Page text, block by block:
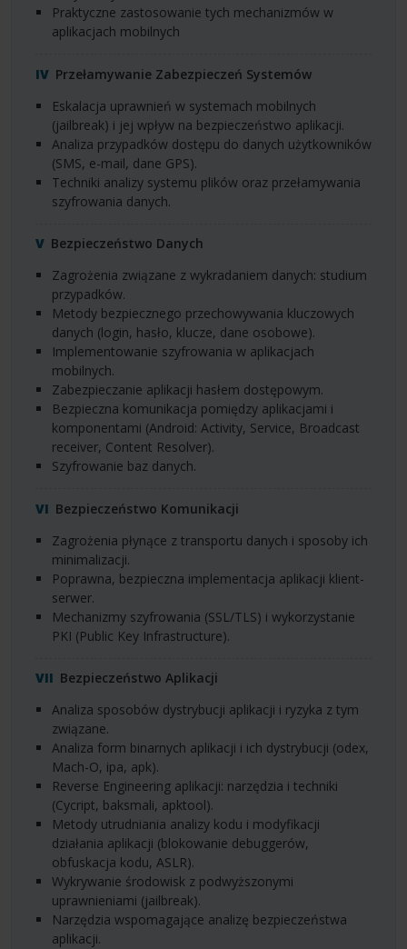
Praktyczne zastosowanie tych mechanizmów w
aplikacjach mobilnych
Przełamywanie Zabezpieczeń Systemów
Eskalacja uprawnień w systemach mobilnych
(jailbreak) i jej wpływ na bezpieczeństwo aplikacji.
Analiza przypadków dostępu do danych użytkowników
(SMS, e-mail, dane GPS).
Techniki analizy systemu plików oraz przełamywania
szyfrowania danych.
Bezpieczeństwo Danych
Zagrożenia związane z wykradaniem danych: studium
przypadków.
Metody bezpiecznego przechowywania kluczowych
danych (login, hasło, klucze, dane osobowe).
Implementowanie szyfrowania w aplikacjach
mobilnych.
Zabezpieczanie aplikacji hasłem dostępowym.
Bezpieczna komunikacja pomiędzy aplikacjami i
komponentami (Android: Activity, Service, Broadcast
receiver, Content Resolver).
Szyfrowanie baz danych.
Bezpieczeństwo Komunikacji
Zagrożenia płynące z transportu danych i sposoby ich
minimalizacji.
Poprawna, bezpieczna implementacja aplikacji klient-
serwer.
Mechanizmy szyfrowania (SSL/TLS) i wykorzystanie
PKI (Public Key Infrastructure).
Bezpieczeństwo Aplikacji
Analiza sposobów dystrybucji aplikacji i ryzyka z tym
związane.
Analiza form binarnych aplikacji i ich dystrybucji (odex,
Mach-O, ipa, apk).
Reverse Engineering aplikacji: narzędzia i techniki
(Cycript, baksmali, apktool).
Metody utrudniania analizy kodu i modyfikacji
działania aplikacji (blokowanie debuggerów,
obfuskacja kodu, ASLR).
Wykrywanie środowisk z podwyższonymi
uprawnieniami (jailbreak).
Narzędzia wspomagające analizę bezpieczeństwa
aplikacji.